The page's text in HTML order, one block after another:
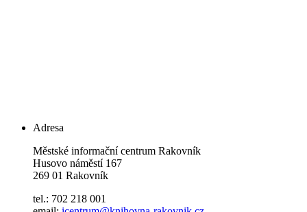
Adresa
Městské informační centrum Rakovník
Husovo náměstí 167
269 01 Rakovník
tel.: 702 218 001